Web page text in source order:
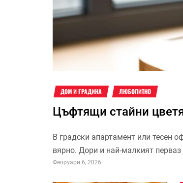
ДОМ И ГРАДИНА ЛЮБОПИТНО
Цъфтящи стайни
В градски апартамент или тесен
вярно. Дори и най-малкият перваз
Февруари 6, 2026